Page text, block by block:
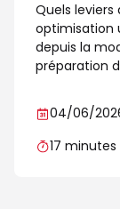
Quels
optimisation
depuis la
préparation
04/06/
17